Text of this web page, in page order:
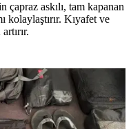
askılı, tam kapanan
kolaylaştırır. Kıyafet ve